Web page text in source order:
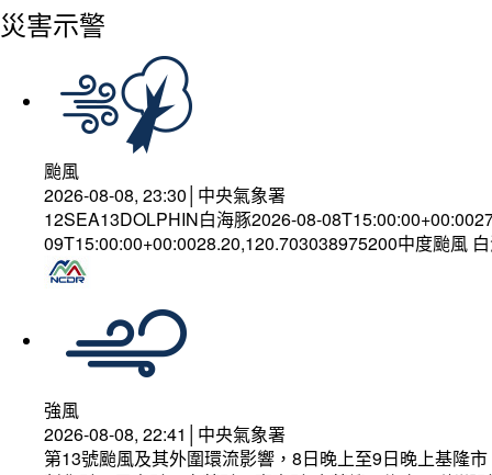
災害示警
颱風
2026-08-08, 23:30│中央氣象署
12SEA13DOLPHIN白海豚2026-08-
09T15:00:00+00:0028.20,120.703038975200中度颱風
強風
2026-08-08, 22:41│中央氣象署
第13號颱風及其外圍環流影響，8日晚上至9日晚上基隆